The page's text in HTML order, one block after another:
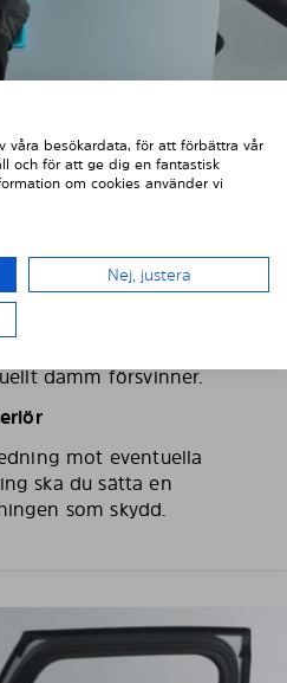
BILRUTORNA
av bilens rutor, använd
fiberduk. Torka av
damm försvinner.
mot eventuella
ska du sätta en
som skydd.
våra besökardata, för att förbättra vår
och för att ge dig en fantastisk
om cookies använder vi
Nej, justera